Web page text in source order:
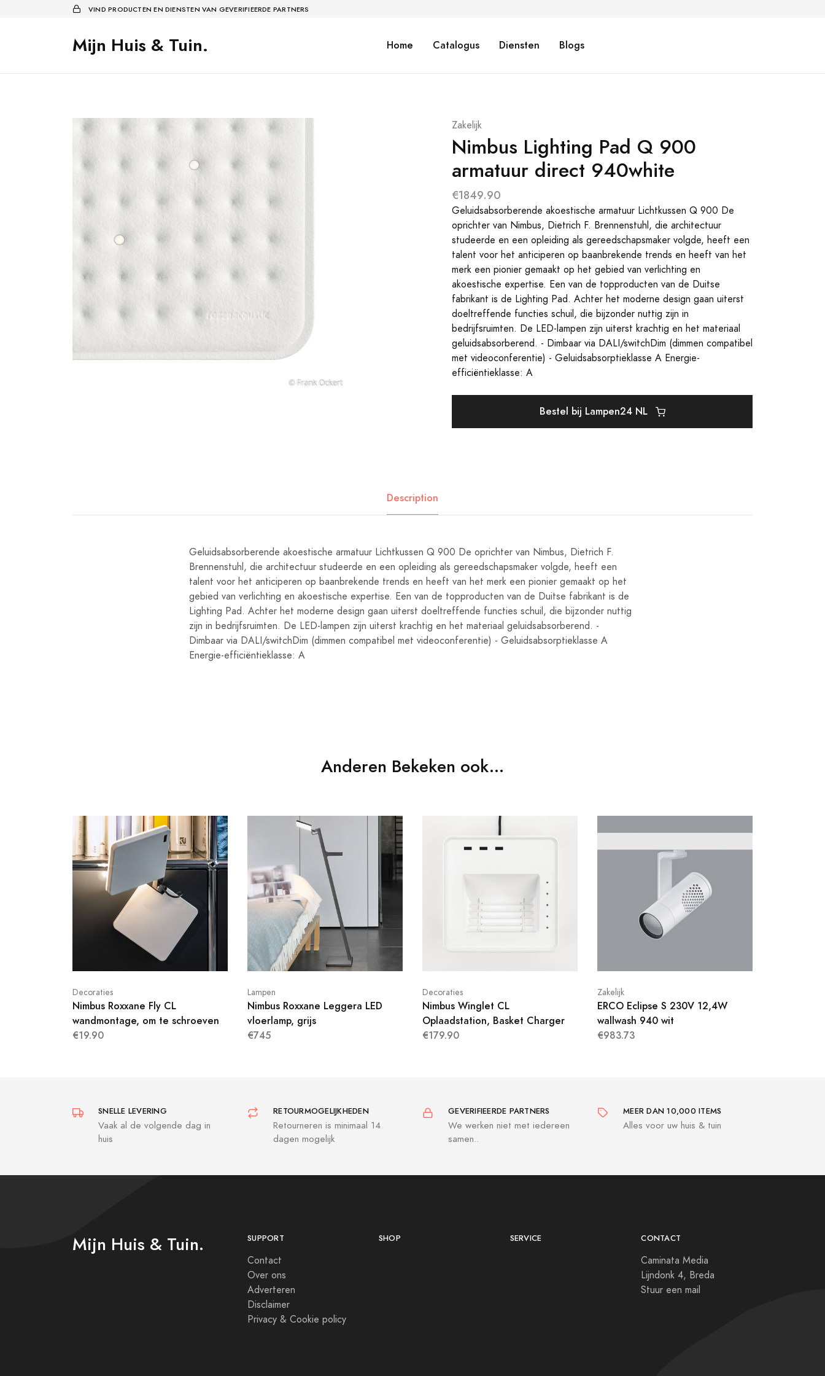
VIND PRODUCTEN EN DIENSTEN VAN GEVERIFIEERDE PARTNERS
Mijn Huis & Tuin. Home Catalogus Diensten Blogs
Zakelijk
Nimbus Lighting Pad Q 900
armatuur direct 940white
€1849.90
Geluidsabsorberende akoestische armatuur Lichtkussen Q 900 De
oprichter van Nimbus, Dietrich F. Brennenstuhl, die architectuur
studeerde en een opleiding als gereedschapsmaker volgde, heeft een
talent voor het anticiperen op baanbrekende trends en heeft van het
merk een pionier gemaakt op het gebied van verlichting en
akoestische expertise. Een van de topproducten van de Duitse
fabrikant is de Lighting Pad. Achter het moderne design gaan uiterst
doeltreffende functies schuil, die bijzonder nuttig zijn in
bedrijfsruimten. De LED-lampen zijn uiterst krachtig en het materiaal
geluidsabsorberend. - Dimbaar via DALI/switchDim (dimmen compatibel
met videoconferentie) - Geluidsabsorptieklasse A Energie-
efficiëntieklasse: A
Bestel bij Lampen24 NL
Description
Geluidsabsorberende akoestische armatuur Lichtkussen Q 900 De oprichter van Nimbus, Dietrich F.
Brennenstuhl, die architectuur studeerde en een opleiding als gereedschapsmaker volgde, heeft een
talent voor het anticiperen op baanbrekende trends en heeft van het merk een pionier gemaakt op het
gebied van verlichting en akoestische expertise. Een van de topproducten van de Duitse fabrikant is de
Lighting Pad. Achter het moderne design gaan uiterst doeltreffende functies schuil, die bijzonder nuttig
zijn in bedrijfsruimten. De LED-lampen zijn uiterst krachtig en het materiaal geluidsabsorberend. -
Dimbaar via DALI/switchDim (dimmen compatibel met videoconferentie) - Geluidsabsorptieklasse A
Energie-efficiëntieklasse: A
Anderen Bekeken ook...
Decoraties
Nimbus Roxxane Fly CL
wandmontage, om te schroeven
€19.90
Lampen
Nimbus Roxxane Leggera LED
vloerlamp, grijs
€745
Decoraties
Nimbus Winglet CL
Oplaadstation, Basket Charger
€179.90
Zakelijk
ERCO Eclipse S 230V 12,4W
wallwash 940 wit
€983.73
SNELLE LEVERING
Vaak al de volgende dag in
huis
RETOURMOGELIJKHEDEN
Retourneren is minimaal 14
dagen mogelijk
GEVERIFIEERDE PARTNERS
We werken niet met iedereen
samen..
MEER DAN 10,000 ITEMS
Alles voor uw huis & tuin
Mijn Huis & Tuin. SUPPORT
Contact
Over ons
Adverteren
Disclaimer
Privacy & Cookie policy
SHOP SERVICE CONTACT
Caminata Media
Lijndonk 4, Breda
Stuur een mail